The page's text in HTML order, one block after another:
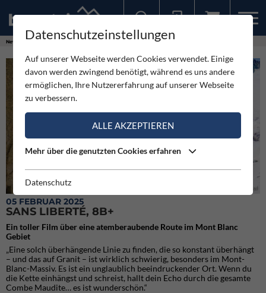
News
Marco Sappa in der Route Sans Liberté (c) Lorenzo Belfrond/Grivel
05 FEBRUAR 2025
SANS LIBERTÉ, 8B+
Ein toller Film über eine atemberaubende Route im Mont Blanc
Gebiet
„Eine solch überhängende Linie zu finden, die so konstant überhängt
– und das auf Granit – ist wirklich schwierig, besonders im Mont-
Blanc-Massiv. Es ist ein unglaublich beeindruckender Ort. Wenn du
die Kette einhängst und schreist, hallt dein Echo durch die gesamte
Combe Maudite… es ist wunderschön.“
Datenschutzeinstellungen
Auf unserer Webseite werden Cookies verwendet. Einige
davon werden zwingend benötigt, während es uns andere
ermöglichen, Ihre Nutzererfahrung auf unserer Webseite
zu verbessern.
ALLE AKZEPTIEREN
Mehr über die genutzten Cookies erfahren
Datenschutz